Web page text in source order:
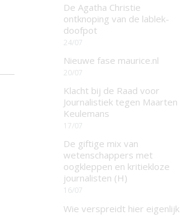
De Agatha Christie
ontknoping van de lablek-
doofpot
24/07
Nieuwe fase maurice.nl
20/07
Klacht bij de Raad voor
Journalistiek tegen Maarten
Keulemans
17/07
De giftige mix van
wetenschappers met
oogkleppen en kritiekloze
journalisten (H)
16/07
Wie verspreidt hier eigenlijk